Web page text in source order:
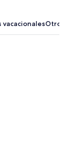
vacacionalesOtros